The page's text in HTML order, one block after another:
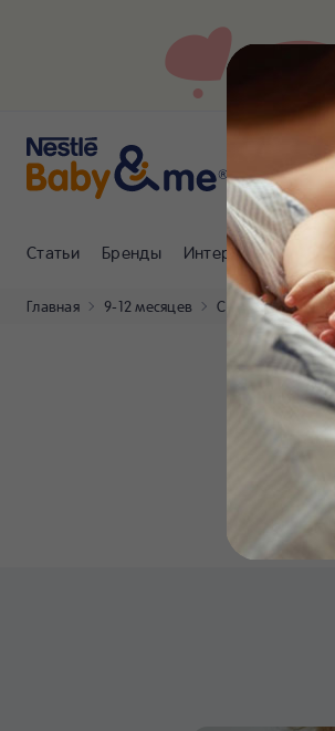
Статьи Бренды Интернет-магазин
Главная 9-12 месяцев Статьи